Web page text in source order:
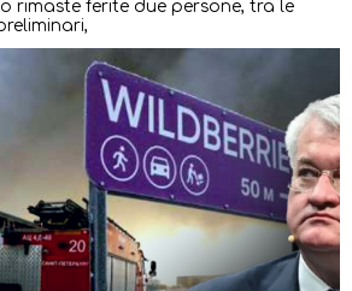
rimaste ferite due persone, tra le